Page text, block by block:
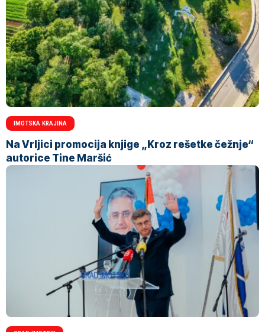
IMOTSKA KRAJINA
Na Vrljici promocija knjige „Kroz rešetke čežnje“
autorice Tine Maršić